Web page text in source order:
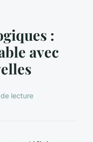
:
avec
lecture